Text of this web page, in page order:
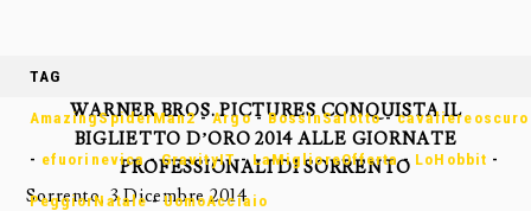
TAG
AmazingSpiderMan2-Argo-BossInSalotto-cavaliereoscuro
- efuorinevica-GravityIT- LaMiglioreOfferta- LoHobbit -
PeggiorNatale-UomoAcciaio
WARNER BROS. PICTURES CONQUISTA IL
BIGLIETTO D’ORO 2014 ALLE GIORNATE
PROFESSIONALI DI SORRENTO
Sorrento, 3 Dicembre 2014